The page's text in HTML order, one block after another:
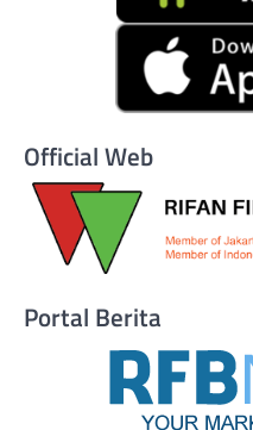
Official Web
Portal Berita